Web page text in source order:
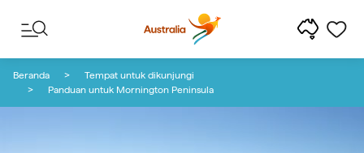
Beranda
Tempat untuk dikunjungi
Panduan untuk Mornington Peninsula